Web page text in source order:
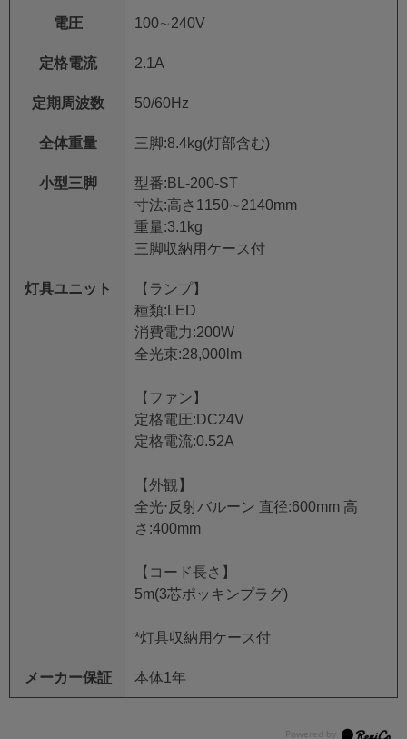
電圧 100∼240V
定格電流 2.1A
定期周波数 50/60Hz
全体重量 三脚:8.4kg(灯部含む)
小型三脚
型番:BL-200-ST
寸法:高さ1150∼2140mm
重量:3.1kg
三脚収納用ケース付
灯具ユニット
【ランプ】
種類:LED
消費電力:200W
全光束:28,000lm
【ファン】
定格電圧:DC24V
定格電流:0.52A
【外観】
全光⋅反射バルーン 直径:600mm 高
さ:400mm
【コード長さ】
5m(3芯ポッキンプラグ)
*灯具収納用ケース付
メーカー保証 本体1年